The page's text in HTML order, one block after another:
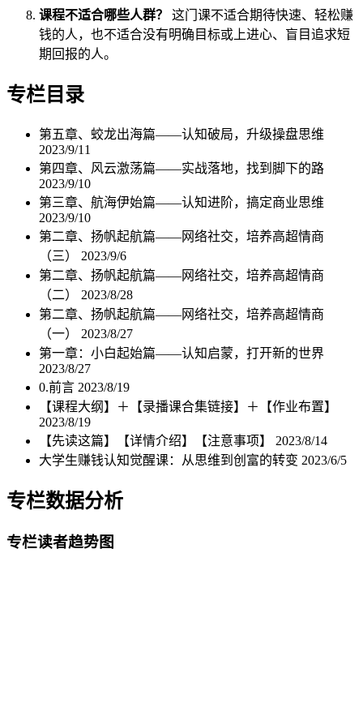
课程不适合哪些人群？
这门课不适合期待快速、轻松赚
钱的人，也不适合没有明确目标或上进心、盲目追求短
期回报的人。
专栏目录
第五章、蛟龙出海篇——认知破局，升级操盘思维
2023/9/11
第四章、风云激荡篇——实战落地，找到脚下的路
2023/9/10
第三章、航海伊始篇——认知进阶，搞定商业思维
2023/9/10
第二章、扬帆起航篇——网络社交，培养高超情商
（三） 2023/9/6
第二章、扬帆起航篇——网络社交，培养高超情商
（二） 2023/8/28
第二章、扬帆起航篇——网络社交，培养高超情商
（一） 2023/8/27
第一章：小白起始篇——认知启蒙，打开新的世界
2023/8/27
0.前言 2023/8/19
【课程大纲】＋【录播课合集链接】＋【作业布置】
2023/8/19
【先读这篇】【详情介绍】【注意事项】 2023/8/14
大学生赚钱认知觉醒课：从思维到创富的转变 2023/6/5
专栏数据分析
专栏读者趋势图